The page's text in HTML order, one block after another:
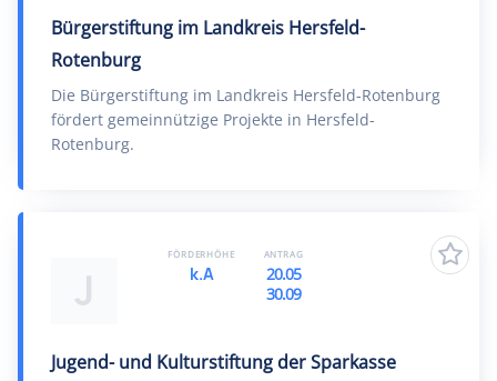
Bürgerstiftung im Landkreis Hersfeld-
Rotenburg
Die Bürgerstiftung im Landkreis Hersfeld-Rotenburg
fördert gemeinnützige Projekte in Hersfeld-
Rotenburg.
J
Jugend- und Kulturstiftung der Sparkasse
FÖRDERHÖHE
k.A
ANTRAG
20.05
30.09